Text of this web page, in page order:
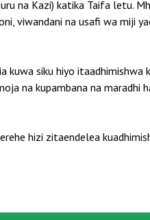
na Kazi) katika Taifa letu.
viwandani na usafi wa miji
kuwa siku hiyo itaadhimishwa
na kupambana na maradhi
hizi zitaendelea